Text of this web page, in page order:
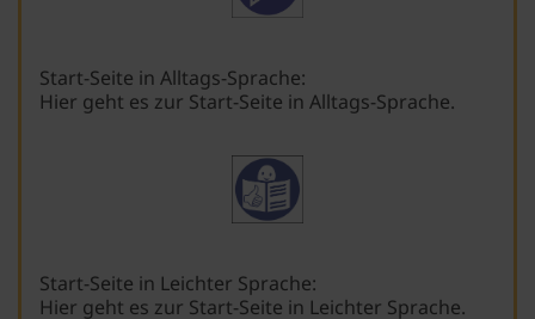
Start-Seite in Alltags-Sprache:
Hier geht es zur Start-Seite in Alltags-Sprache.
Start-Seite in Leichter Sprache:
Hier geht es zur Start-Seite in Leichter Sprache.